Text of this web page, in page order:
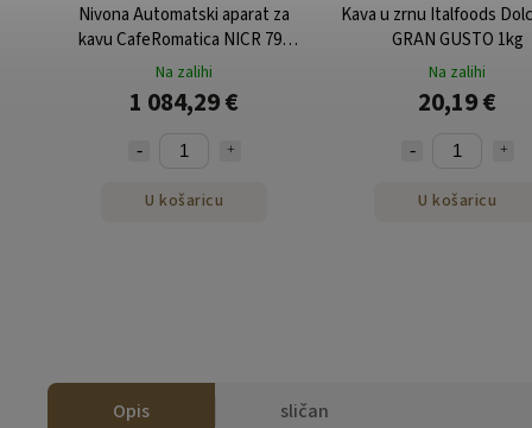
Nivona Automatski aparat za
kavu CafeRomatica NICR 795
Titanium/Chrom
Na zalihi
1 084,29 €
U košaricu
Kava u zrnu Italfoods
GRAN GUSTO 1kg
Na zalihi
20,19 €
U košaricu
Opis sličan